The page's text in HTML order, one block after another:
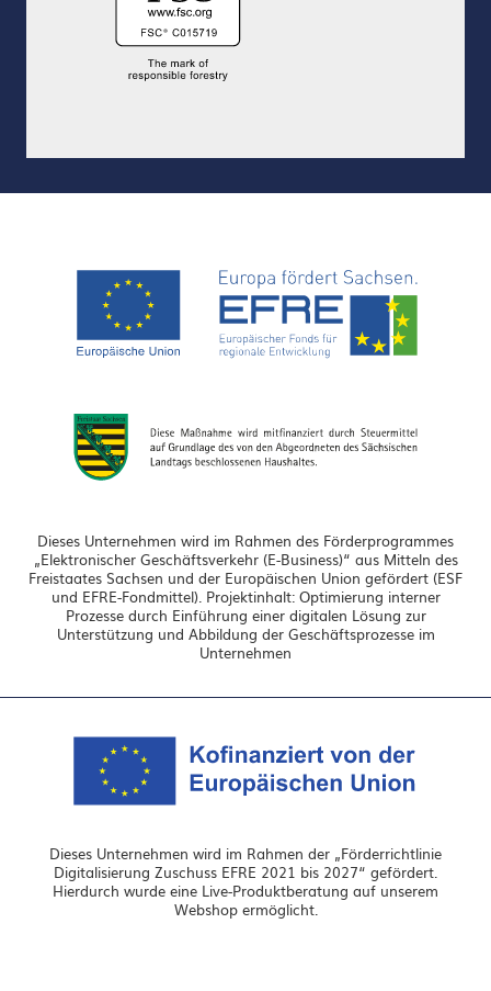
Dieses Unternehmen wird im Rahmen des Förderprogrammes
„Elektronischer Geschäftsverkehr (E-Business)“ aus Mitteln des
Freistaates Sachsen und der Europäischen Union gefördert (ESF
und EFRE-Fondmittel). Projektinhalt: Optimierung interner
Prozesse durch Einführung einer digitalen Lösung zur
Unterstützung und Abbildung der Geschäftsprozesse im
Unternehmen
Dieses Unternehmen wird im Rahmen der „Förderrichtlinie
Digitalisierung Zuschuss EFRE 2021 bis 2027“ gefördert.
Hierdurch wurde eine Live-Produktberatung auf unserem
Webshop ermöglicht.